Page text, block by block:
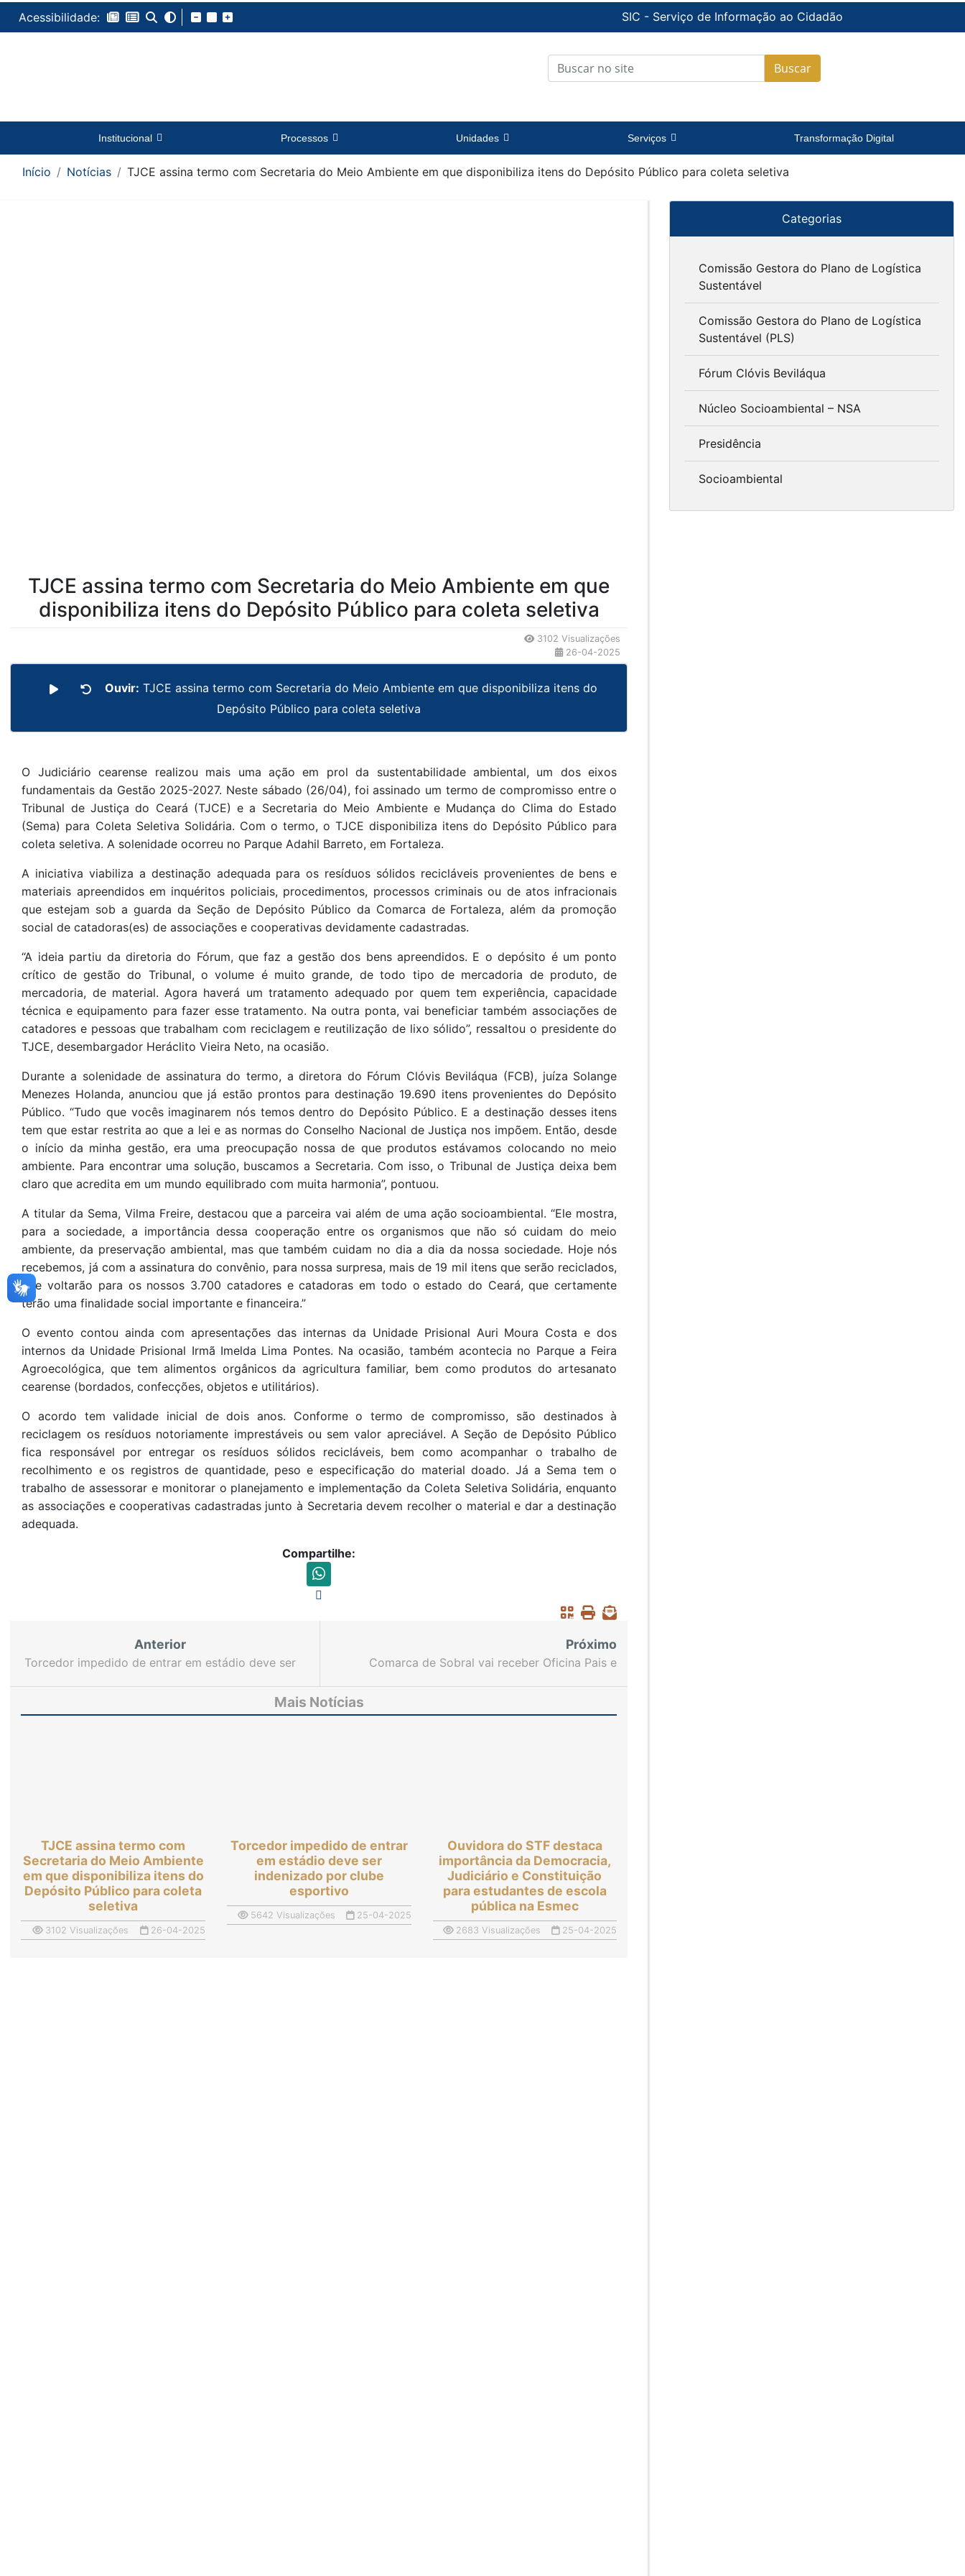
Acessibilidade: SIC - Serviço de Informação ao Cidadão
Buscar
Institucional Processos Unidades Serviços Transformação Digital
Início Notícias TJCE assina termo com Secretaria do Meio Ambiente em que disponibiliza itens do Depósito Público para coleta seletiva
TJCE assina termo com Secretaria do Meio Ambiente em que
disponibiliza itens do Depósito Público para coleta seletiva
3102 Visualizações
26-04-2025
Ouvir: TJCE assina termo com Secretaria do Meio Ambiente em que disponibiliza itens do
Depósito Público para coleta seletiva
O Judiciário cearense realizou mais uma ação em prol da sustentabilidade ambiental, um dos eixos
fundamentais da Gestão 2025-2027. Neste sábado (26/04), foi assinado um termo de compromisso entre o
Tribunal de Justiça do Ceará (TJCE) e a Secretaria do Meio Ambiente e Mudança do Clima do Estado
(Sema) para Coleta Seletiva Solidária. Com o termo, o TJCE disponibiliza itens do Depósito Público para
coleta seletiva. A solenidade ocorreu no Parque Adahil Barreto, em Fortaleza.
A iniciativa viabiliza a destinação adequada para os resíduos sólidos recicláveis provenientes de bens e
materiais apreendidos em inquéritos policiais, procedimentos, processos criminais ou de atos infracionais
que estejam sob a guarda da Seção de Depósito Público da Comarca de Fortaleza, além da promoção
social de catadoras(es) de associações e cooperativas devidamente cadastradas.
“A ideia partiu da diretoria do Fórum, que faz a gestão dos bens apreendidos. E o depósito é um ponto
crítico de gestão do Tribunal, o volume é muito grande, de todo tipo de mercadoria de produto, de
mercadoria, de material. Agora haverá um tratamento adequado por quem tem experiência, capacidade
técnica e equipamento para fazer esse tratamento. Na outra ponta, vai beneficiar também associações de
catadores e pessoas que trabalham com reciclagem e reutilização de lixo sólido”, ressaltou o presidente do
TJCE, desembargador Heráclito Vieira Neto, na ocasião.
Durante a solenidade de assinatura do termo, a diretora do Fórum Clóvis Beviláqua (FCB), juíza Solange
Menezes Holanda, anunciou que já estão prontos para destinação 19.690 itens provenientes do Depósito
Público. “Tudo que vocês imaginarem nós temos dentro do Depósito Público. E a destinação desses itens
tem que estar restrita ao que a lei e as normas do Conselho Nacional de Justiça nos impõem. Então, desde
o início da minha gestão, era uma preocupação nossa de que produtos estávamos colocando no meio
ambiente. Para encontrar uma solução, buscamos a Secretaria. Com isso, o Tribunal de Justiça deixa bem
claro que acredita em um mundo equilibrado com muita harmonia”, pontuou.
A titular da Sema, Vilma Freire, destacou que a parceira vai além de uma ação socioambiental. “Ele mostra,
para a sociedade, a importância dessa cooperação entre os organismos que não só cuidam do meio
ambiente, da preservação ambiental, mas que também cuidam no dia a dia da nossa sociedade. Hoje nós
recebemos, já com a assinatura do convênio, para nossa surpresa, mais de 19 mil itens que serão reciclados,
que voltarão para os nossos 3.700 catadores e catadoras em todo o estado do Ceará, que certamente
terão uma finalidade social importante e financeira.”
O evento contou ainda com apresentações das internas da Unidade Prisional Auri Moura Costa e dos
internos da Unidade Prisional Irmã Imelda Lima Pontes. Na ocasião, também acontecia no Parque a Feira
Agroecológica, que tem alimentos orgânicos da agricultura familiar, bem como produtos do artesanato
cearense (bordados, confecções, objetos e utilitários).
O acordo tem validade inicial de dois anos. Conforme o termo de compromisso, são destinados à
reciclagem os resíduos notoriamente imprestáveis ou sem valor apreciável. A Seção de Depósito Público
fica responsável por entregar os resíduos sólidos recicláveis, bem como acompanhar o trabalho de
recolhimento e os registros de quantidade, peso e especificação do material doado. Já a Sema tem o
trabalho de assessorar e monitorar o planejamento e implementação da Coleta Seletiva Solidária, enquanto
as associações e cooperativas cadastradas junto à Secretaria devem recolher o material e dar a destinação
adequada.
Compartilhe:
Anterior
Torcedor impedido de entrar em estádio deve ser
Próximo
Comarca de Sobral vai receber Oficina Pais e
Mais Notícias
TJCE assina termo com
Secretaria do Meio Ambiente
em que disponibiliza itens do
Depósito Público para coleta
seletiva
3102 Visualizações 26-04-2025
Torcedor impedido de entrar
em estádio deve ser
indenizado por clube
esportivo
5642 Visualizações 25-04-2025
Ouvidora do STF destaca
importância da Democracia,
Judiciário e Constituição
para estudantes de escola
pública na Esmec
2683 Visualizações 25-04-2025
Categorias
Comissão Gestora do Plano de Logística
Sustentável
Comissão Gestora do Plano de Logística
Sustentável (PLS)
Fórum Clóvis Beviláqua
Núcleo Socioambiental – NSA
Presidência
Socioambiental